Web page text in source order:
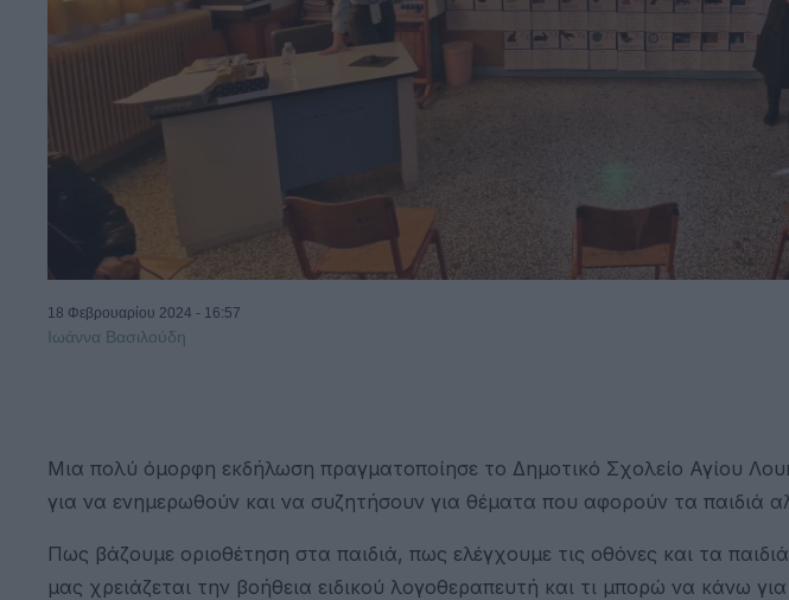
18 Φεβρουαρίου 2024 - 16:57
Ιωάννα Βασιλούδη
Μια πολύ όμορφη εκδήλωση πραγματοποίησε το Δημοτικό Σχολείο Αγίου
για να ενημερωθούν και να συζητήσουν για θέματα που αφορούν τα παιδιά
Πως βάζουμε οριοθέτηση στα παιδιά, πως ελέγχουμε τις οθόνες και τα
μας χρειάζεται την βοήθεια ειδικού λογοθεραπευτή και τι μπορώ να κάνω